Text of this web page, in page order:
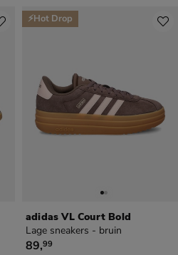
adidas VL Court Bold
Lage sneakers - bruin
€ 89,99
89,99
⚡Hot Drop